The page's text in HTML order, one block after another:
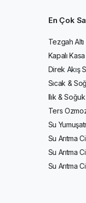
En Çok
Tezgah Altı
Kapalı
Direk Akış
Sıcak &
Ilık &
Ters
Su
Su Arıtma
Su Arıtma
Su Arıtma